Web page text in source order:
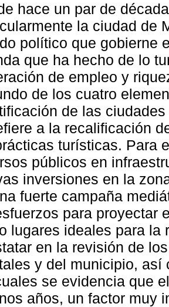
hace un par de
la ciudad de
político que gobierne
que ha hecho de lo
de empleo y
de los cuatro
de las
a la recalificación
turísticas. Para
públicos en
inversiones en la
fuerte campaña
para proyectar
lugares ideales para la
en la revisión de
y del municipio, así
se evidencia que
años, un factor muy